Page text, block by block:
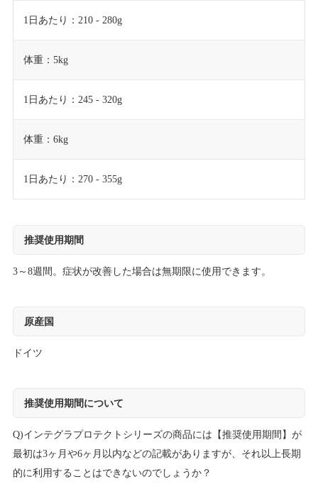
1日あたり：210 - 280g
体重：5kg
1日あたり：245 - 320g
体重：6kg
1日あたり：270 - 355g
推奨使用期間
3～8週間。症状が改善した場合は無期限に使用できます。
原産国
ドイツ
推奨使用期間について
Q)インテグラプロテクトシリーズの商品には【推奨使用期間】が
最初は3ヶ月や6ヶ月以内などの記載がありますが、それ以上長期
的に利用することはできないのでしょうか？